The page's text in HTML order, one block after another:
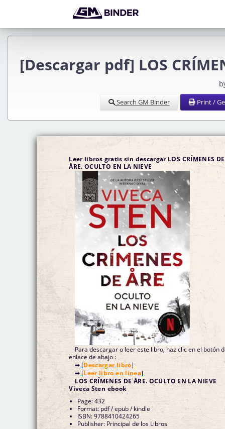
[Descargar pdf] LOS
Search GM Binder Print /
Leer libros gratis sin descargar LOS CRÍMENES DE
ÅRE. OCULTO EN LA NIEVE
Para descargar o leer este libro, haz clic en el botón
enlace de abajo :
➡ [Descargar libro]
➡ [Leer libro en línea]
LOS CRÍMENES DE ÅRE. OCULTO EN LA NIEVE
Viveca Sten ebook
Page: 432
Format: pdf / epub / kindle
ISBN: 9788410424265
Publisher: Principal de los Libros